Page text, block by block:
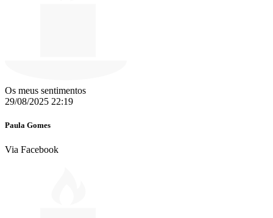
Os meus sentimentos
29/08/2025 22:19
Paula Gomes
Via Facebook